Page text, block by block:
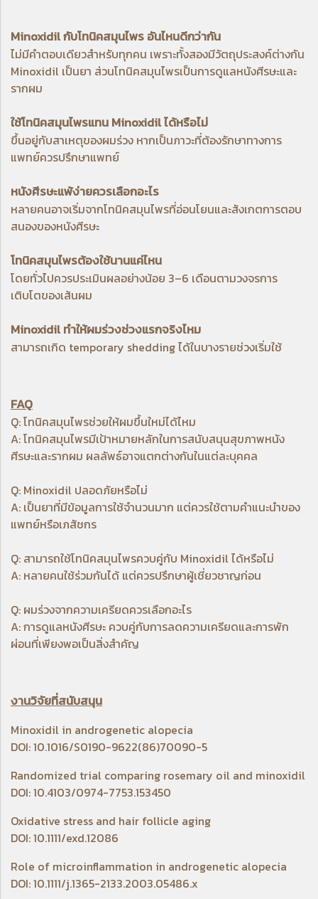
Minoxidil กับโทนิคสมุนไพร อันไหนดีกว่ากัน
ไม่มีคำตอบเดียวสำหรับทุกคน เพราะทั้งสองมีวัตถุประสงค์ต่างกัน
Minoxidil เป็นยา ส่วนโทนิคสมุนไพรเป็นการดูแลหนังศีรษะและ
รากผม
ใช้โทนิคสมุนไพรแทน Minoxidil ได้หรือไม่
ขึ้นอยู่กับสาเหตุของผมร่วง หากเป็นภาวะที่ต้องรักษาทางการ
แพทย์ควรปรึกษาแพทย์
หนังศีรษะแพ้ง่ายควรเลือกอะไร
หลายคนอาจเริ่มจากโทนิคสมุนไพรที่อ่อนโยนและสังเกตการตอบ
สนองของหนังศีรษะ
โทนิคสมุนไพรต้องใช้นานแค่ไหน
โดยทั่วไปควรประเมินผลอย่างน้อย 3–6 เดือนตามวงจรการ
เติบโตของเส้นผม
Minoxidil ทำให้ผมร่วงช่วงแรกจริงไหม
สามารถเกิด temporary shedding ได้ในบางรายช่วงเริ่มใช้
FAQ
Q: โทนิคสมุนไพรช่วยให้ผมขึ้นใหม่ได้ไหม
A: โทนิคสมุนไพรมีเป้าหมายหลักในการสนับสนุนสุขภาพหนัง
ศีรษะและรากผม ผลลัพธ์อาจแตกต่างกันในแต่ละบุคคล
Q: Minoxidil ปลอดภัยหรือไม่
A: เป็นยาที่มีข้อมูลการใช้จำนวนมาก แต่ควรใช้ตามคำแนะนำของ
แพทย์หรือเภสัชกร
Q: สามารถใช้โทนิคสมุนไพรควบคู่กับ Minoxidil ได้หรือไม่
A: หลายคนใช้ร่วมกันได้ แต่ควรปรึกษาผู้เชี่ยวชาญก่อน
Q: ผมร่วงจากความเครียดควรเลือกอะไร
A: การดูแลหนังศีรษะ ควบคู่กับการลดความเครียดและการพัก
ผ่อนที่เพียงพอเป็นสิ่งสำคัญ
งานวิจัยที่สนับสนุน
Minoxidil in androgenetic alopecia
DOI: 10.1016/S0190-9622(86)70090-5
Randomized trial comparing rosemary oil and minoxidil
DOI: 10.4103/0974-7753.153450
Oxidative stress and hair follicle aging
DOI: 10.1111/exd.12086
Role of microinflammation in androgenetic alopecia
DOI: 10.1111/j.1365-2133.2003.05486.x